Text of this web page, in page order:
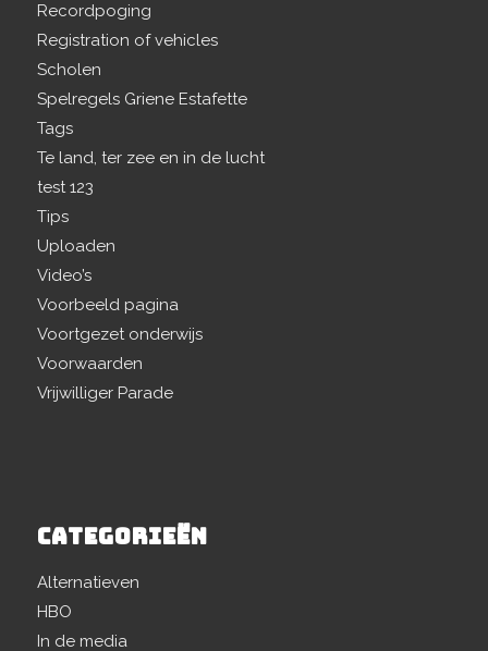
Recordpoging
Registration of vehicles
Scholen
Spelregels Griene Estafette
Tags
Te land, ter zee en in de lucht
test 123
Tips
Uploaden
Video’s
Voorbeeld pagina
Voortgezet onderwijs
Voorwaarden
Vrijwilliger Parade
CATEGORIEËN
Alternatieven
HBO
In de media